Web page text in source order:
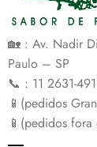
🏡 : Av. Nadir
Paulo – SP
📞 : 11 2631-
📱(pedidos
📱(pedidos